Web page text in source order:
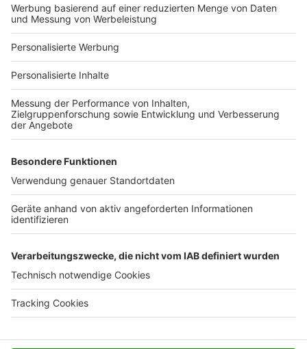
Bauprojekt-Profil
Für Unternehmen
Ihre Baufirma auf bauen.de
Kostenloses Infogespräch